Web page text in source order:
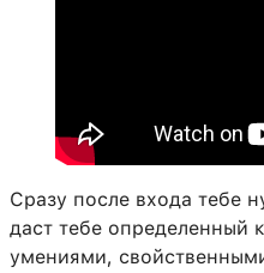
Сразу после входа тебе
даст тебе определенный
умениями,